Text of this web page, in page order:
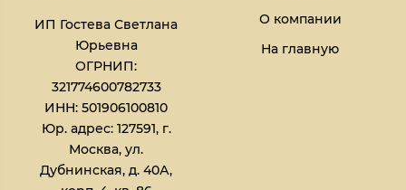
ИП Гостева Светлана
Юрьевна​
ОГРНИП:
321774600782733
ИНН: 501906100810
Юр. адрес: 127591, г.
Москва, ул.
Дубнинская, д. 40А,
О компании
На главную